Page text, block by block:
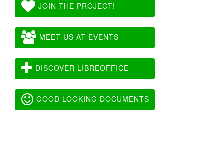
JOIN THE PROJECT!
MEET US AT EVENTS
DISCOVER LIBREOFFICE
GOOD LOOKING DOCUMENTS